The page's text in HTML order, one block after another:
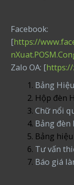
Facebook:
[https://
Zalo OA: [
Bảng
Hộp đèn
Chữ nổi
Bảng đèn
Bảng
Tư vấn
Báo giá